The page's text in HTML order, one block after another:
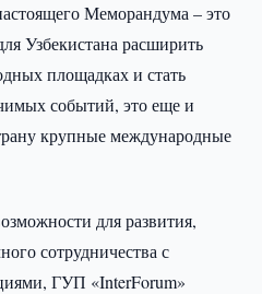
Меморандума – это
Узбекистана расширить
площадках и стать
событий, это еще и
крупные международные
для развития,
сотрудничества с
ГУП «InterForum»